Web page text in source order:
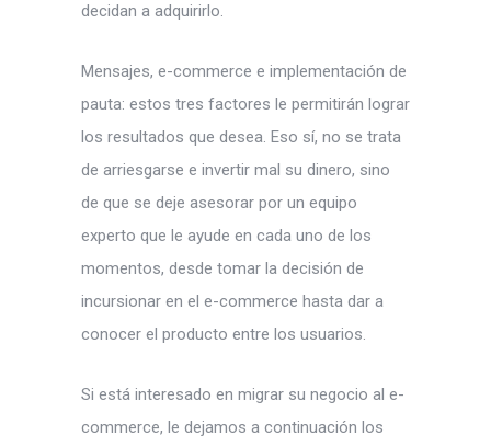
decidan a adquirirlo.
Mensajes, e-commerce e implementación de
pauta: estos tres factores le permitirán lograr
los resultados que desea. Eso sí, no se trata
de arriesgarse e invertir mal su dinero, sino
de que se deje asesorar por un equipo
experto que le ayude en cada uno de los
momentos, desde tomar la decisión de
incursionar en el e-commerce hasta dar a
conocer el producto entre los usuarios.
Si está interesado en migrar su negocio al e-
commerce, le dejamos a continuación los